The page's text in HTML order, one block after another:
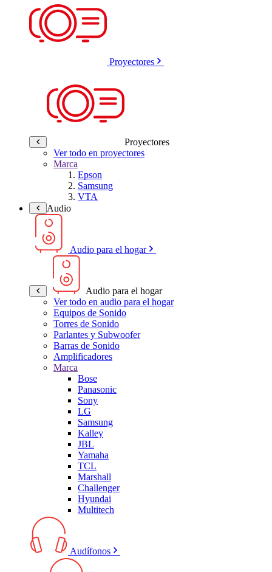
Proyectores
Proyectores
Ver todo en proyectores
Marca
Epson
Samsung
VTA
Audio
Audio para el hogar
Audio para el hogar
Ver todo en audio para el hogar
Equipos de Sonido
Torres de Sonido
Parlantes y Subwoofer
Barras de Sonido
Amplificadores
Marca
Bose
Panasonic
Sony
LG
Samsung
Kalley
JBL
Yamaha
TCL
Marshall
Challenger
Hyundai
Multitech
Audífonos